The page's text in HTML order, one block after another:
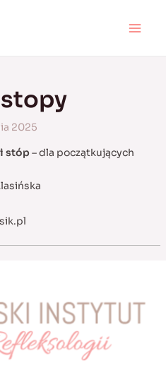
stopy
2025
stóp– dla początkujących